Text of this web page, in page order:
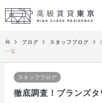
ブログ スタッフブログ
一覧
スタッフブログ
徹底調査！ブランズ